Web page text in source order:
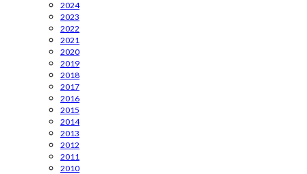
2024
2023
2022
2021
2020
2019
2018
2017
2016
2015
2014
2013
2012
2011
2010